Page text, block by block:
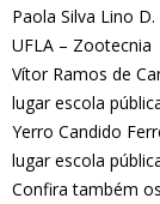
Paola Silva Lino
UFLA – Zootecnia
Vítor Ramos de
lugar escola
Yerro Candido
lugar escola
Confira também